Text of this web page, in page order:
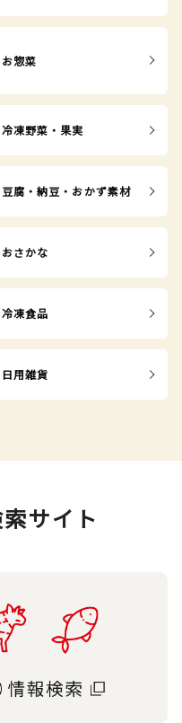
お惣菜
冷凍野菜・果実
豆腐・納豆・おかず素材
おさかな
冷凍食品
日用雑貨
サイト